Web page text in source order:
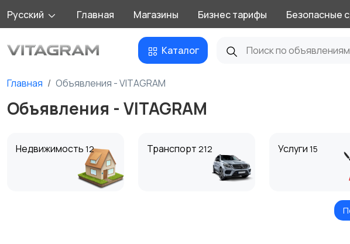
Русский Главная Магазины Бизнес тарифы Безопасные
Каталог
Главная Объявления - VITAGRAM
Объявления - VITAGRAM
Недвижимость 12 Транспорт 212 Услуги 15
Хобби и